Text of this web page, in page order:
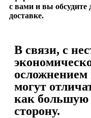
с вами и вы обсудите
доставке.
В связи, с
могут
как
сторону.